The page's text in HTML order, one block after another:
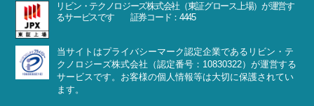
リビン・テクノロジーズ株式会社（東証グロース上場）が運営す
るサービスです 証券コード：4445
当サイトはプライバシーマーク認定企業であるリビン・テ
クノロジーズ株式会社（認定番号：10830322）が運営する
サービスです。お客様の個人情報等は大切に保護されてい
ます。